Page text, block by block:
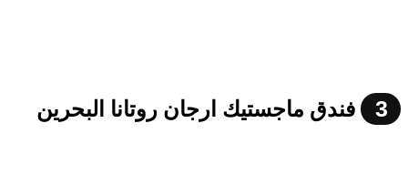
3 فندق ماجستيك ارجان روتانا البحرين